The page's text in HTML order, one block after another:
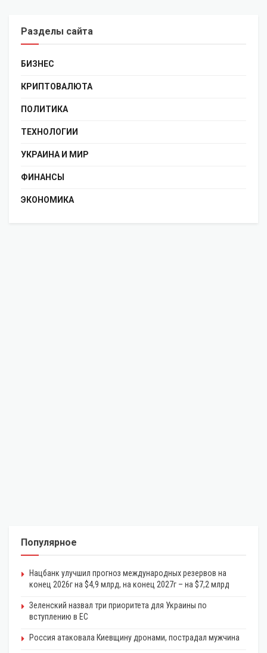
Разделы сайта
БИЗНЕС
КРИПТОВАЛЮТА
ПОЛИТИКА
ТЕХНОЛОГИИ
УКРАИНА И МИР
ФИНАНСЫ
ЭКОНОМИКА
Популярное
Нацбанк улучшил прогноз международных резервов на
конец 2026г на $4,9 млрд, на конец 2027г – на $7,2 млрд
Зеленский назвал три приоритета для Украины по
вступлению в ЕС
Россия атаковала Киевщину дронами, пострадал мужчина